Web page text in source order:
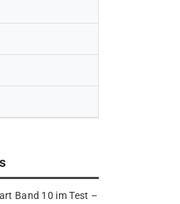
Band 10 im Test –